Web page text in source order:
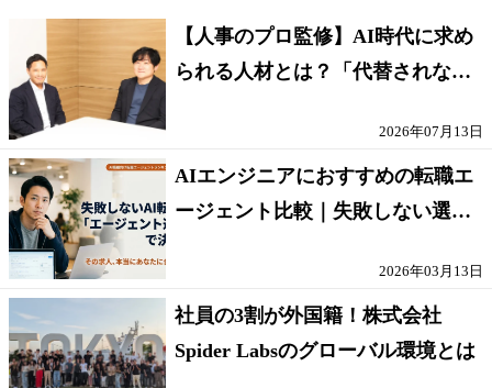
【人事のプロ監修】AI時代に求め
られる人材とは？「代替されない
2026年07月13日
AIエンジニアにおすすめの転職エ
ージェント比較｜失敗しない選び
2026年03月13日
社員の3割が外国籍！株式会社
Spider Labsのグローバル環境とは